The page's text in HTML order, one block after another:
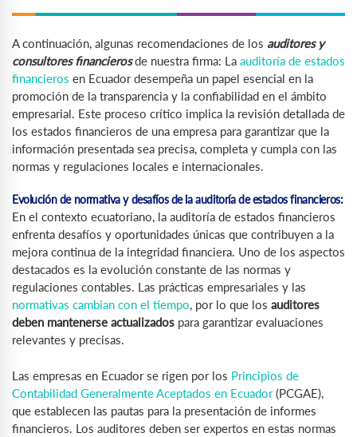
A continuación, algunas recomendaciones de los auditores y
consultores financieros de nuestra firma: La auditoría de estados
financieros en Ecuador desempeña un papel esencial en la
promoción de la transparencia y la confiabilidad en el ámbito
empresarial. Este proceso crítico implica la revisión detallada de
los estados financieros de una empresa para garantizar que la
información presentada sea precisa, completa y cumpla con las
normas y regulaciones locales e internacionales.
Evolución de normativa y desafíos de la auditoría de estados financieros:
En el contexto ecuatoriano, la auditoría de estados financieros
enfrenta desafíos y oportunidades únicas que contribuyen a la
mejora continua de la integridad financiera. Uno de los aspectos
destacados es la evolución constante de las normas y
regulaciones contables. Las prácticas empresariales y las
normativas cambian con el tiempo, por lo que los auditores
deben mantenerse actualizados para garantizar evaluaciones
relevantes y precisas.
Las empresas en Ecuador se rigen por los Principios de
Contabilidad Generalmente Aceptados en Ecuador(PCGAE),
que establecen las pautas para la presentación de informes
financieros. Los auditores deben ser expertos en estas normas